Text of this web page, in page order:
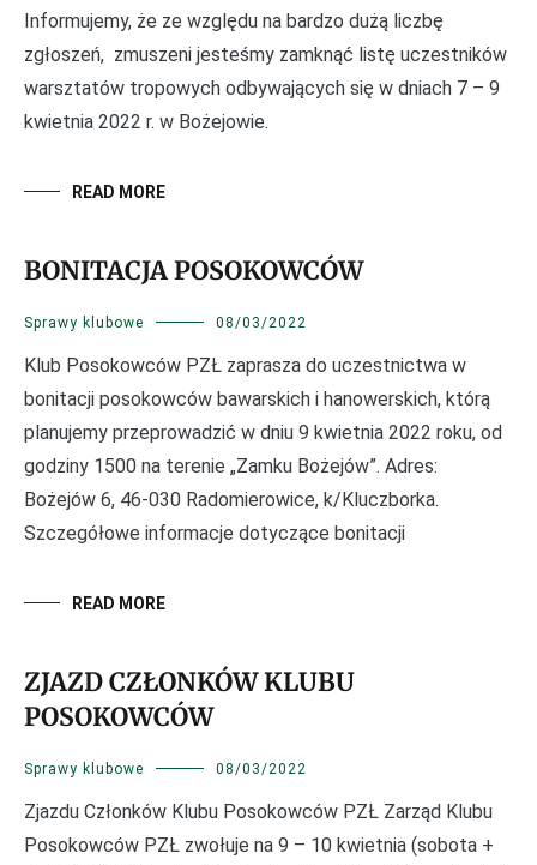
Informujemy, że ze względu na bardzo dużą liczbę
zgłoszeń, zmuszeni jesteśmy zamknąć listę uczestników
warsztatów tropowych odbywających się w dniach 7 – 9
kwietnia 2022 r. w Bożejowie.
READ MORE
BONITACJA POSOKOWCÓW
Sprawy klubowe 08/03/2022
Klub Posokowców PZŁ zaprasza do uczestnictwa w
bonitacji posokowców bawarskich i hanowerskich, którą
planujemy przeprowadzić w dniu 9 kwietnia 2022 roku, od
godziny 1500 na terenie „Zamku Bożejów”. Adres:
Bożejów 6, 46-030 Radomierowice, k/Kluczborka.
Szczegółowe informacje dotyczące bonitacji
READ MORE
ZJAZD CZŁONKÓW KLUBU
POSOKOWCÓW
Sprawy klubowe 08/03/2022
Zjazdu Członków Klubu Posokowców PZŁ Zarząd Klubu
Posokowców PZŁ zwołuje na 9 – 10 kwietnia (sobota +